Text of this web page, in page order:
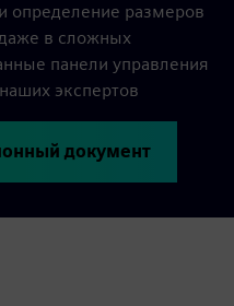
определение размеров
в сложных
панели управления
экспертов
документ